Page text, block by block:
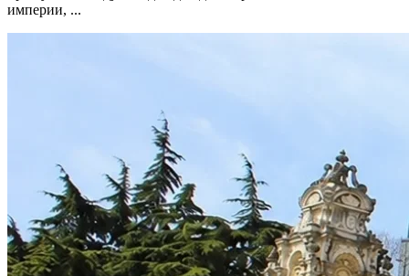
империи, ...